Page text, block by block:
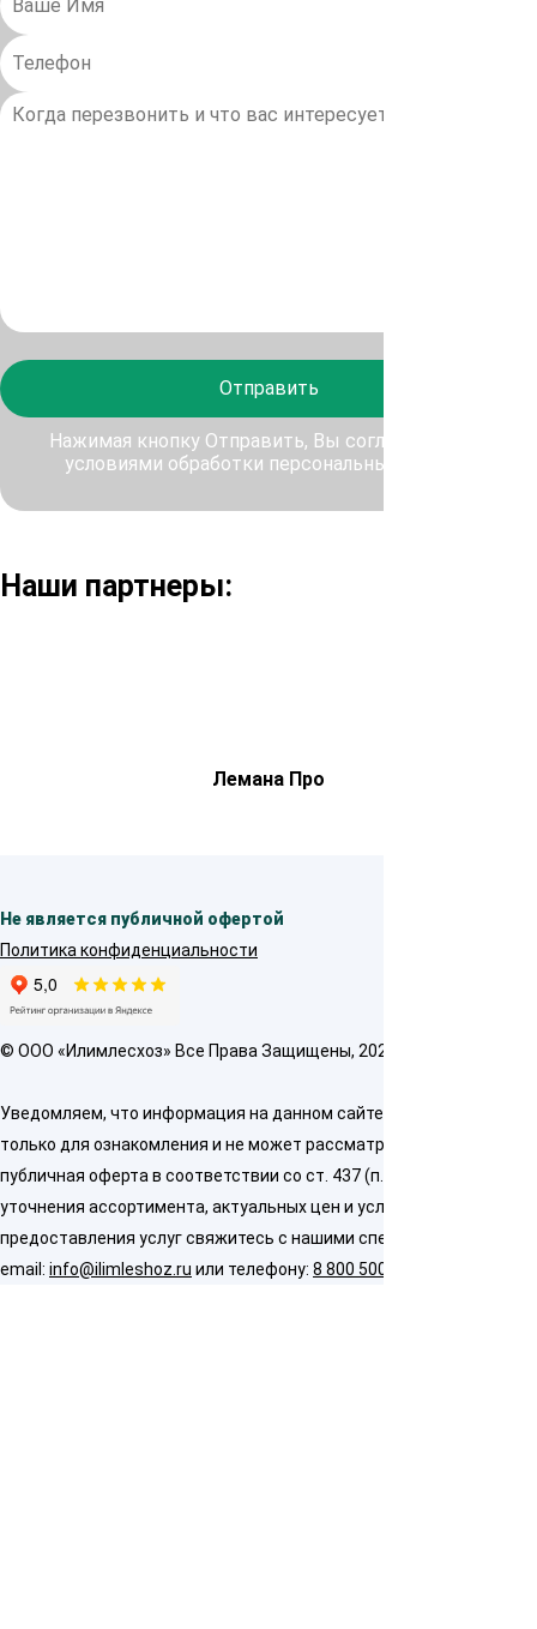
Отправить
Нажимая кнопку Отправить, Вы соглашаетесь с
условиями обработки персональных данных
Наши партнеры:
Лемана Про
Не является публичной офертой
Политика конфиденциальности
© OOO «Илимлесхоз» Все Права Защищены, 2026
Уведомляем, что информация на данном сайте предназначена
только для ознакомления и не может рассматриваться как
публичная оферта в соответствии со ст. 437 (п. 2) ГК РФ. Для
уточнения ассортимента, актуальных цен и условий
предоставления услуг свяжитесь с нашими специалистами по
email: info@ilimleshoz.ru или телефону: 8 800 500 5437